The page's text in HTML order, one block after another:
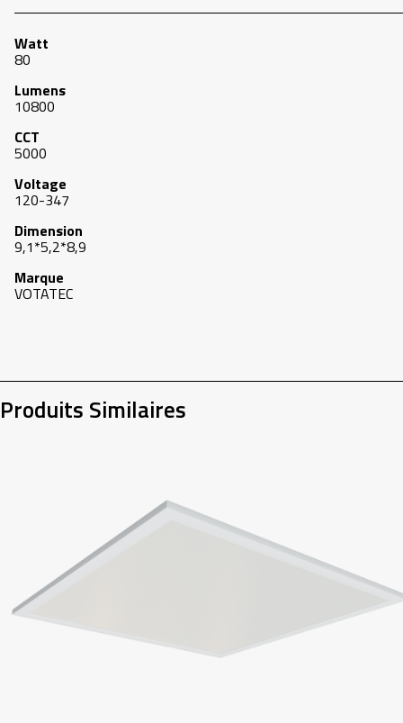
Watt
80
Lumens
10800
CCT
5000
Voltage
120-347
Dimension
9,1*5,2*8,9
Marque
VOTATEC
Produits Similaires